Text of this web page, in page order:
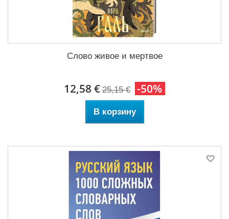
Слово живое и мертвое
12,58 € 25,15 € -50%
В корзину